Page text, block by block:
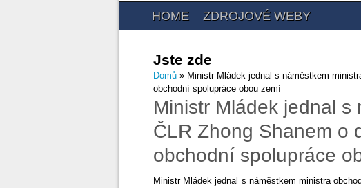
HOME ZDROJOVÉ WEBY
Jste zde
Domů » Ministr Mládek jednal s náměstkem
obchodní spolupráce obou zemí
Ministr Mládek jednal s
ČLR Zhong Shanem o
obchodní spolupráce
Ministr Mládek jednal s náměstkem ministra